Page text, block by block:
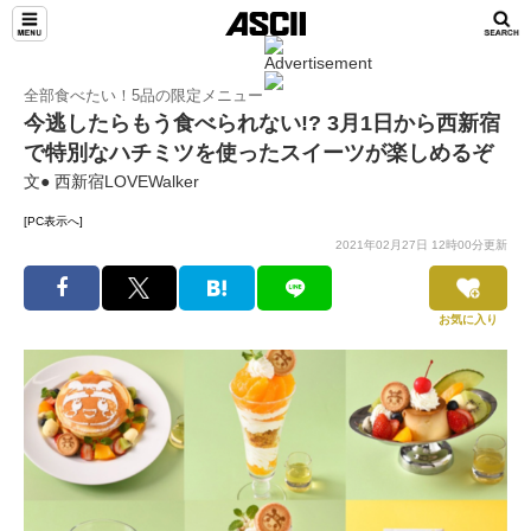
全部食べたい！5品の限定メニュー
今逃したらもう食べられない!? 3月1日から西新宿
で特別なハチミツを使ったスイーツが楽しめるぞ
文● 西新宿LOVEWalker
[PC表示へ]
2021年02月27日 12時00分更新
お気に入り